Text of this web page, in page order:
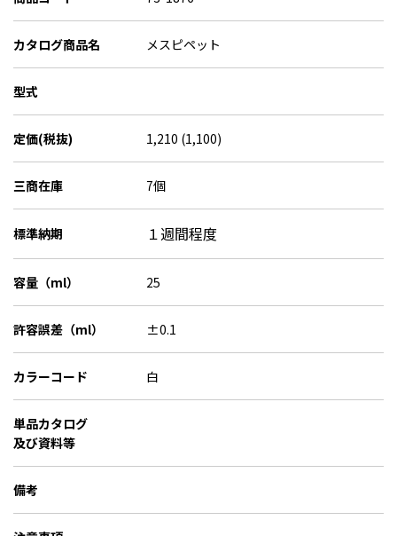
カタログ商品名 メスピペット
型式
定価(税抜) 1,210 (1,100)
三商在庫 7個
標準納期 １週間程度
容量（ml） 25
許容誤差（ml） ±0.1
カラーコード 白
単品カタログ
及び資料等
備考